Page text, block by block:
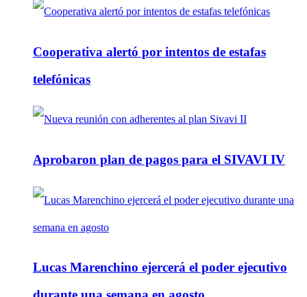
Cooperativa alertó por intentos de estafas
telefónicas
Aprobaron plan de pagos para el SIVAVI IV
Lucas Marenchino ejercerá el poder ejecutivo